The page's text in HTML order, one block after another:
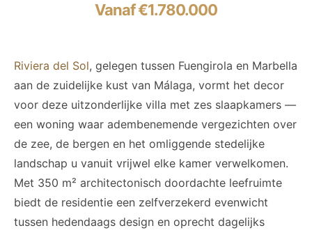
Vanaf €1.780.000
Riviera del Sol, gelegen tussen Fuengirola en Marbella
aan de zuidelijke kust van Málaga, vormt het decor
voor deze uitzonderlijke villa met zes slaapkamers —
een woning waar adembenemende vergezichten over
de zee, de bergen en het omliggende stedelijke
landschap u vanuit vrijwel elke kamer verwelkomen.
Met 350 m² architectonisch doordachte leefruimte
biedt de residentie een zelfverzekerd evenwicht
tussen hedendaags design en oprecht dagelijks